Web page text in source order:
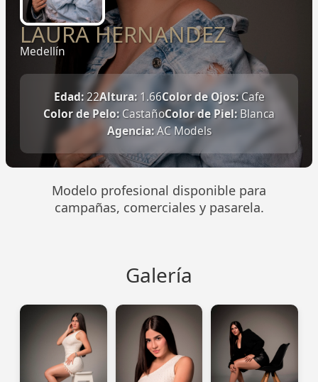
LAURA HERNANDEZ
Medellín
Edad:22Altura:1.66Color de Ojos:Cafe
Color de Pelo:CastañoColor de Piel:Blanca
Agencia:AC Models
Modelo profesional disponible para
campañas, comerciales y pasarela.
Galería